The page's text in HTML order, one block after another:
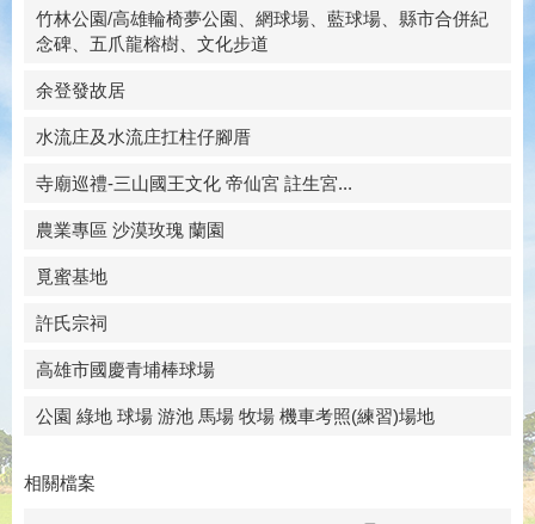
竹林公園/高雄輪椅夢公園、網球場、藍球場、縣市合併紀
念碑、五爪龍榕樹、文化步道
余登發故居
水流庄及水流庄扛柱仔腳厝
寺廟巡禮-三山國王文化 帝仙宮 註生宮...
農業專區 沙漠玫瑰 蘭園
覓蜜基地
許氏宗祠
高雄市國慶青埔棒球場
公園 綠地 球場 游池 馬場 牧場 機車考照(練習)場地
相關檔案